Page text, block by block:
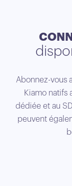
Abonnez-vous
Kiamo natifs
dédiée et au
peuvent